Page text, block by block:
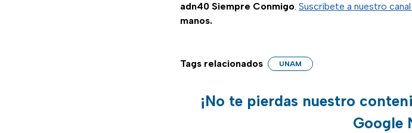
adn40 Siempre Conmigo. Suscríbete a nuestro
manos.
Tags relacionados UNAM
¡No te pierdas nuestro
Google